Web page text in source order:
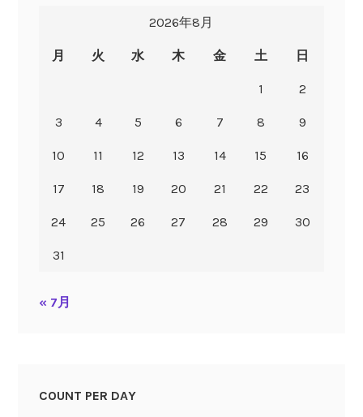
2026年8月
月 火 水 木 金 土 日
1 2
3 4 5 6 7 8 9
10 11 12 13 14 15 16
17 18 19 20 21 22 23
24 25 26 27 28 29 30
31
« 7月
COUNT PER DAY